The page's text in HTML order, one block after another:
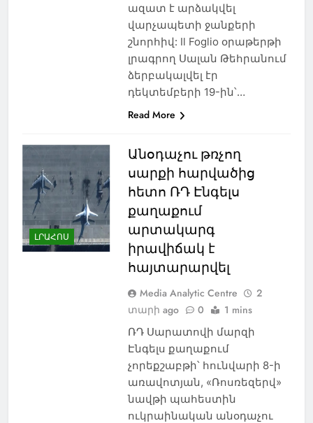
ազատ է արձակվել
վարչապետի ջանքերի
շնորհիվ: Il Foglio օրաթերթի
լրագրող Սալան Թեհրանում
ձերբակալվել էր
դեկտեմբերի 19-ին՝…
Read More
ԼՐԱՀՈՍ
Անօդաչու թռչող
սարքի հարվածից
հետո ՌԴ Էնգելս
քաղաքում
արտակարգ
իրավիճակ է
հայտարարվել
Media Analytic Centre
2
տարի ago
0 1 mins
ՌԴ Սարատովի մարզի
Էնգելս քաղաքում
չորեքշաբթի՝ հունվարի 8-ի
առավոտյան, «Ռոսռեզերվ»
նավթի պահեստին
ուկրաինական անօդաչու